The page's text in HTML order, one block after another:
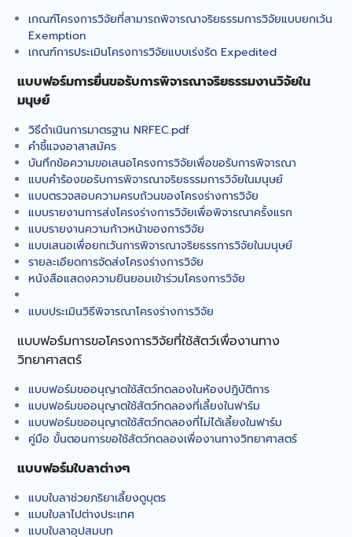
ใช้กล้องจุลทรรศน์”เจาะโลกใบ
คณะทรัพยากรธรรมชาติจัด
กิจกรรมบริการวิชาการ
Bootcamp: MED-SCI-
ต้อนรับคณะผู้บริหารจาก
ศึกษาดูงานทางด้านการแพทย์
แผนไทย
คณะทรัพยากรธรรมชาติร่วม
พิธีเปิดงานครบรอบวันก่อตั้ง
ศูนย์ศึกษาการพัฒนาภูพานอัน
เนื่องมาจากพระราชดำริ
จังหวัดสกลนคร “43 ปี ศูนย์
ศึกษาการพัฒนาภูพานฯ
พัฒนาชีวิตที่ยั่งยืน”
ให้บริการวิชาการฐานการเรียน
ต้อนรับทีมตรวจประเมินจาก
สำนักงานสาธารณสุขจังหวัด
สกลนคร
คณะทรัพยากรธรรมชาติจัด
เกณฑ์โครงการวิจัยที่สามารถพิจารณาจริยธรรมการวิจัยแบบยกเว้น
Exemption
เกณฑ์การประเมินโครงการวิจัยแบบเร่งรัด Expedited
แบบฟอร์มการยื่นขอรับการพิจารณาจริยธรรมงานวิจัยใน
มนุษย์
วิธีดำเนินการมาตรฐาน NRFEC.pdf
คำชี้แจงอาสาสมัคร
บันทึกข้อความขอเสนอโครงการวิจัยเพื่อขอรับการพิจารณา
แบบคำร้องขอรับการพิจารณาจริยธรรมการวิจัยในมนุษย์
แบบตรวจสอบความครบถ้วนของโครงร่างการวิจัย
แบบรายงานการส่งโครงร่างการวิจัยเพื่อพิจารณาครั้งแรก
แบบรายงานความก้าวหน้าของการวิจัย
แบบเสนอเพื่อยกเว้นการพิจารณาจริยธรรการวิจัยในมนุษย์
รายละเอียดการจัดส่งโครงร่างการวิจัย
หนังสือแสดงความยินยอมเข้าร่วมโครงการวิจัย
แบบประเมินวิธีพิจารณาโครงร่างการวิจัย
แบบฟอร์มการขอโครงการวิจัยที่ใช้สัตว์เพื่องานทาง
วิทยาศาสตร์
แบบฟอร์มขออนุญาตใช้สัตว์ทดลองในห้องปฎิบัติการ
แบบฟอร์มขออนุญาตใช้สัตว์ทดลองที่เลี้ยงในฟาร์ม
แบบฟอร์มขออนุญาตใช้สัตว์ทดลองที่ไม่ได้เลี้ยงในฟาร์ม
คู่มือ ขั้นตอนการขอใช้สัตว์ทดลองเพื่องานทางวิทยาศาสตร์
แบบฟอร์มใบลาต่างๆ
แบบใบลาช่วยภริยาเลี้ยงดูบุตร
แบบใบลาไปต่างประเทศ
แบบใบลาอุปสมบท